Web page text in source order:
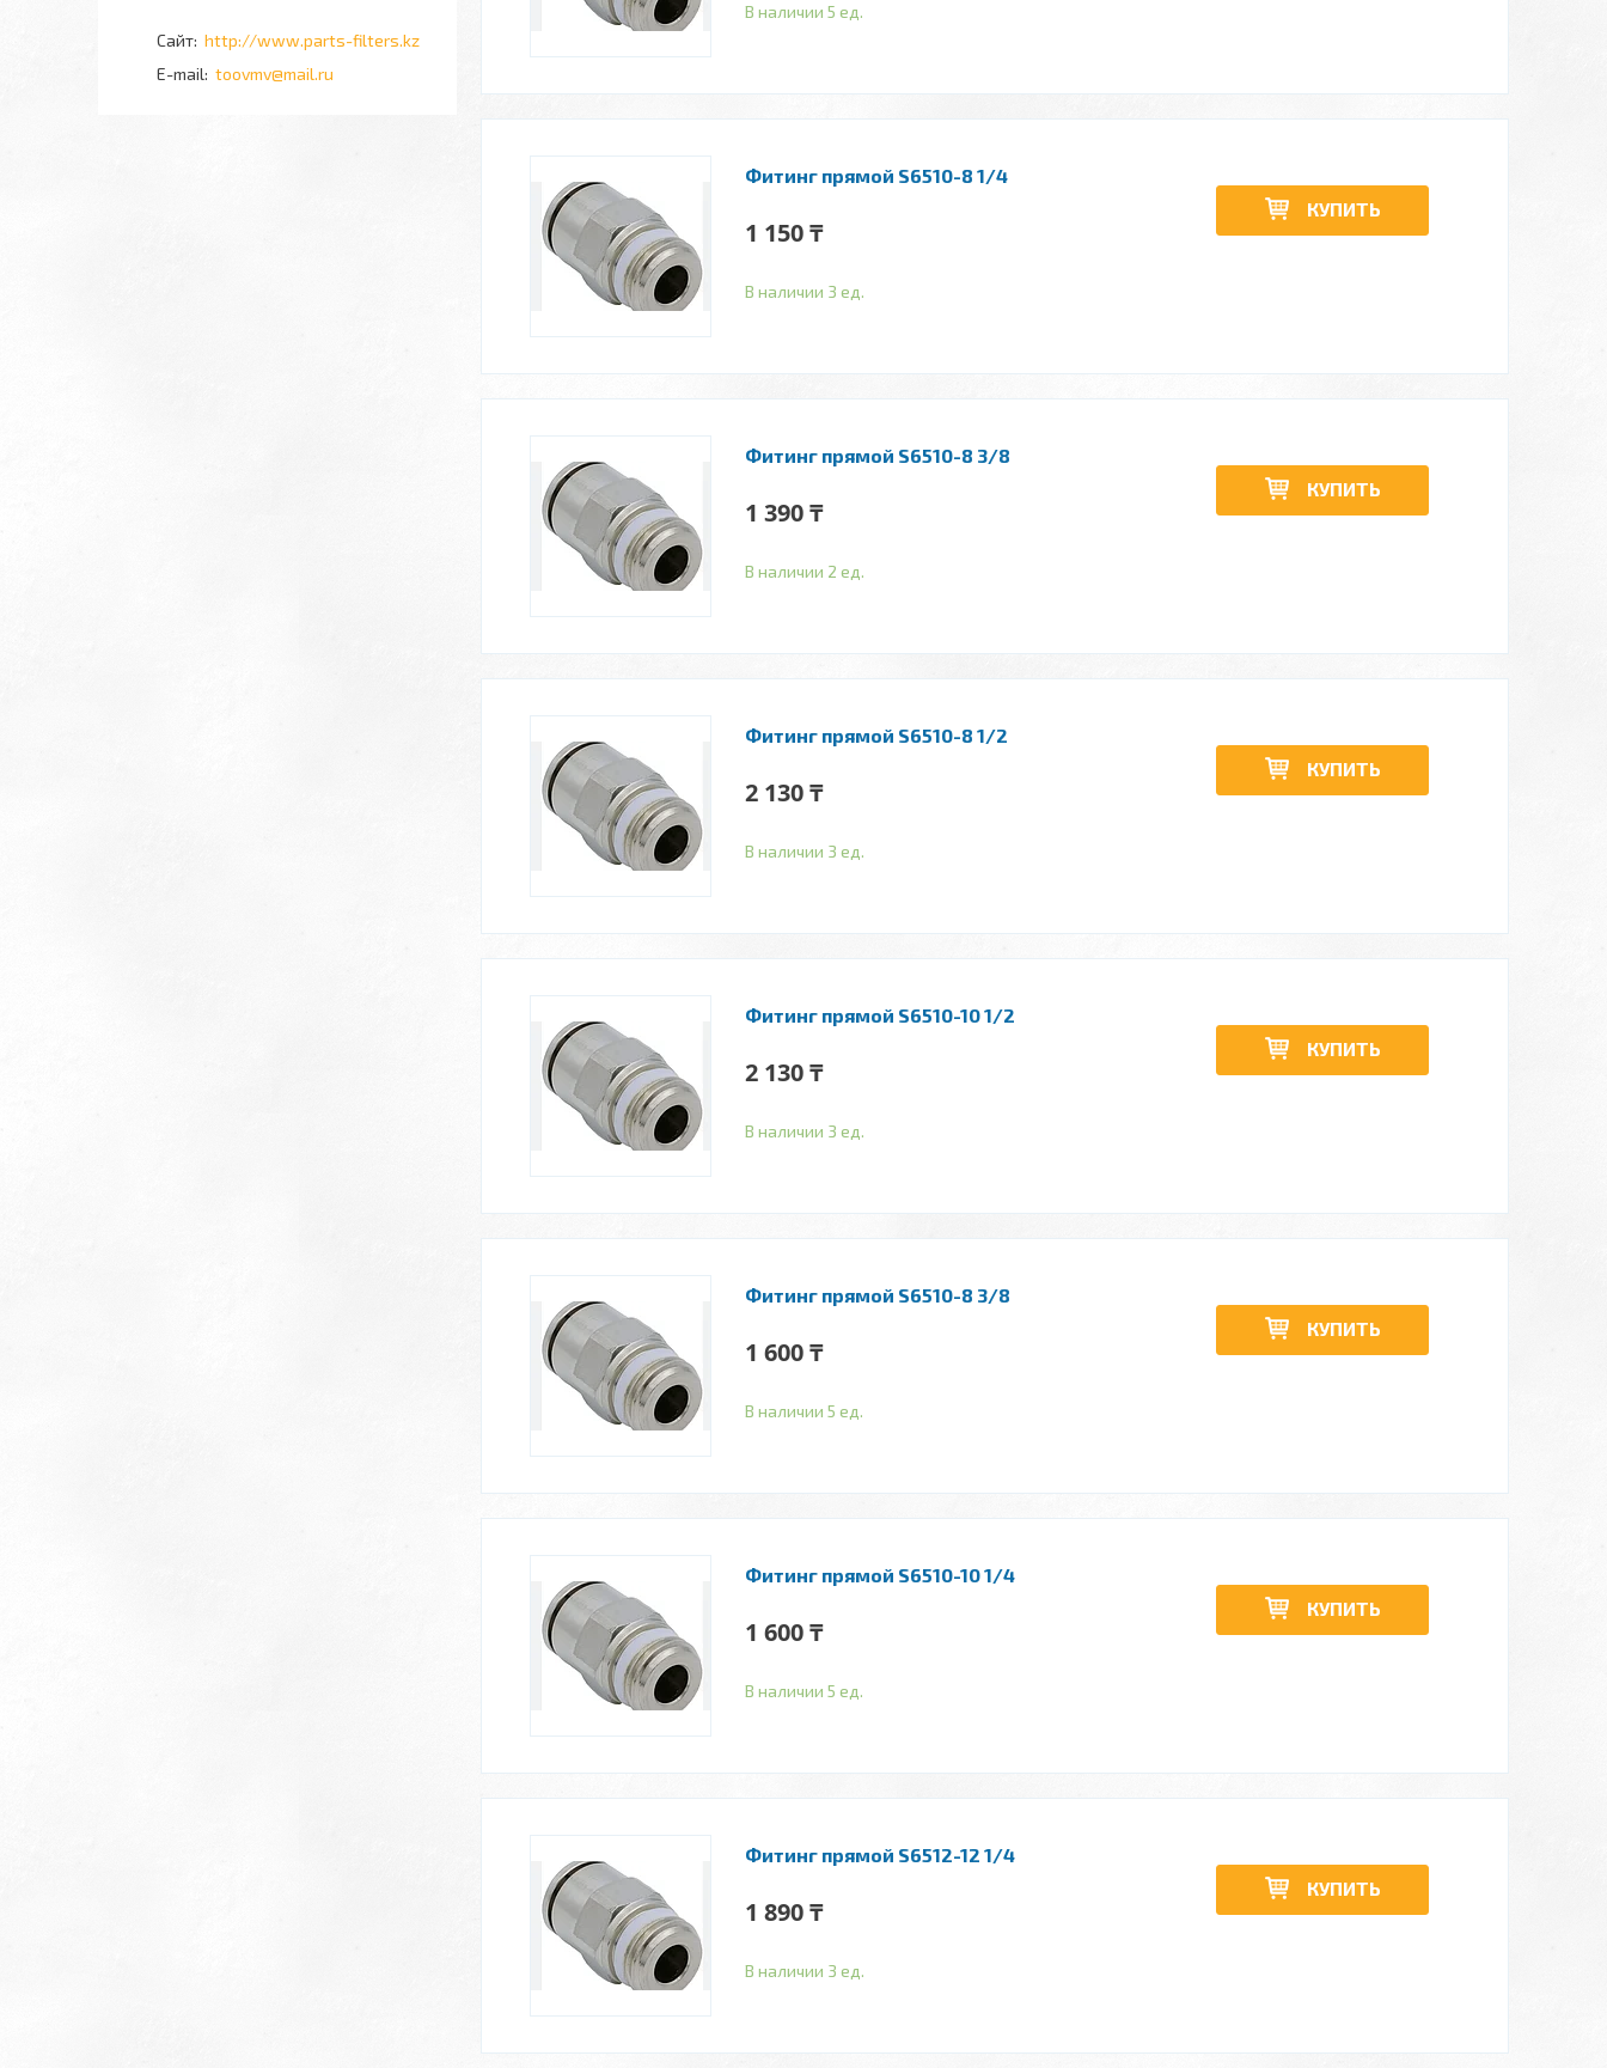
В наличии 5 ед.
КУПИТЬ
Фитинг прямой S6510-8 1/4
1 150 ₸
В наличии 3 ед.
КУПИТЬ
Фитинг прямой S6510-8 3/8
1 390 ₸
В наличии 2 ед.
КУПИТЬ
Фитинг прямой S6510-8 1/2
2 130 ₸
В наличии 3 ед.
КУПИТЬ
Фитинг прямой S6510-10 1/2
2 130 ₸
В наличии 3 ед.
КУПИТЬ
Фитинг прямой S6510-8 3/8
1 600 ₸
В наличии 5 ед.
КУПИТЬ
Фитинг прямой S6510-10 1/4
1 600 ₸
В наличии 5 ед.
КУПИТЬ
Фитинг прямой S6512-12 1/4
1 890 ₸
В наличии 3 ед.
http://www.parts-filters.kz
toovmv@mail.ru